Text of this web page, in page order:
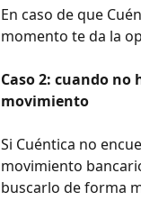
En caso de que
momento te da la
Caso 2: cuando
movimiento
Si Cuéntica no
movimiento
buscarlo de forma